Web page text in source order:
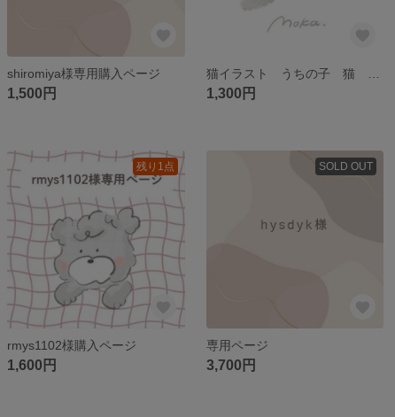
shiromiya様専用購入ページ
1,500円 1,300円
残り1点
rmys1102様購入ページ
1,600円
SOLD OUT
専用ページ
3,700円